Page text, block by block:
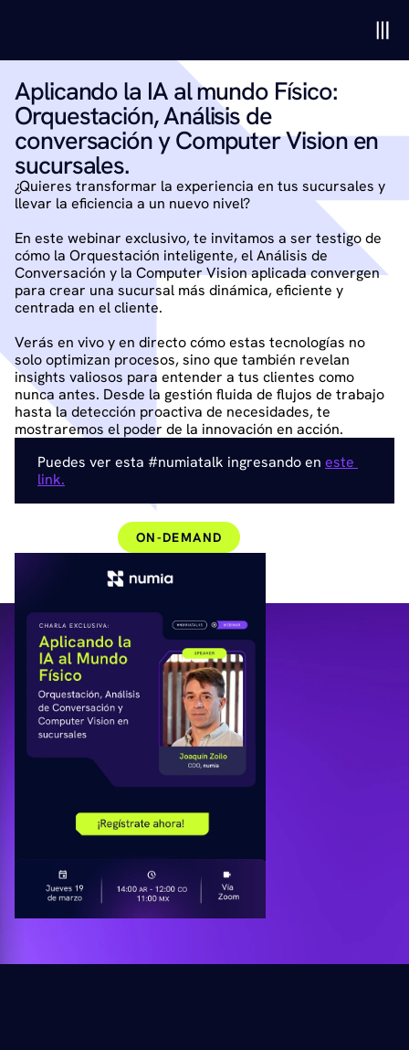
Aplicando la IA al mundo Físico:
Orquestación, Análisis de
conversación y Computer Vision en
sucursales.
¿Quieres transformar la experiencia en tus sucursales y
llevar la eficiencia a un nuevo nivel?
En este webinar exclusivo, te invitamos a ser testigo de
cómo la Orquestación inteligente, el Análisis de
Conversación y la Computer Vision aplicada convergen
para crear una sucursal más dinámica, eficiente y
centrada en el cliente.
Verás en vivo y en directo cómo estas tecnologías no
solo optimizan procesos, sino que también revelan
insights valiosos para entender a tus clientes como
nunca antes. Desde la gestión fluida de flujos de trabajo
hasta la detección proactiva de necesidades, te
mostraremos el poder de la innovación en acción.
Puedes ver esta #numiatalk ingresando en este
link.
ON-DEMAND